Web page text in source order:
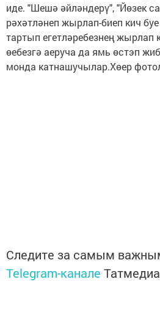
иде. "Шешә әйләндерү", "Йөзек
рәхәтләнеп жырлап-биеп кич
тартып егетләребезнең жырлап
өебезгә аеруча да ямь өстэп
монда катнашучылар.Хөер
Следите за самым
Telegram-канале Татмедиа